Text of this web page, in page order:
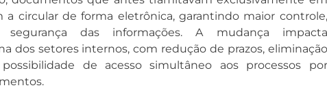
a circular de forma eletrônica, garantindo maior controle,
segurança das informações. A mudança impacta
dos setores internos, com redução de prazos, eliminação
de acesso simultâneo aos processos por